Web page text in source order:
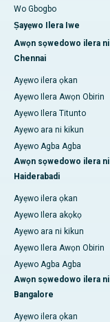
Wo Gbogbo
Ṣayẹwo Ilera Iwe
Awọn sọwedowo ilera ni
Chennai
Ayẹwo ilera ọkan
Ayẹwo Ilera Awọn Obirin
Ayẹwo Ilera Titunto
Ayẹwo ara ni kikun
Ayẹwo Agba Agba
Awọn sọwedowo ilera ni
Haiderabadi
Ayẹwo ilera ọkan
Ayẹwo Ilera akọkọ
Ayẹwo ara ni kikun
Ayẹwo Ilera Awọn Obirin
Ayẹwo Agba Agba
Awọn sọwedowo ilera ni
Bangalore
Ayẹwo ilera ọkan